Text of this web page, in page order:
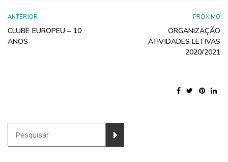
ANTERIOR
CLUBE EUROPEU – 10
ANOS
PRÓXIMO
ORGANIZAÇÃO
ATIVIDADES LETIVAS
2020/2021